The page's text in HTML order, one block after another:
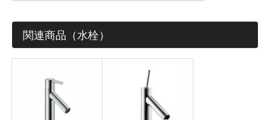
会員の方はこちらからでも見積依頼可能です。カウンターな
関連商品（水栓）